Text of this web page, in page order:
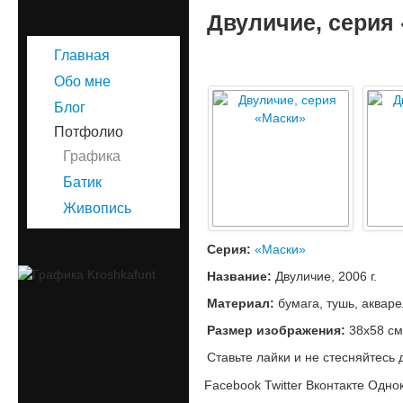
Главная
Обо мне
Блог
Потфолио
Графика
Батик
Живопись
Двуличие, серия
Серия: «Маски»
Название: Двуличие, 2006 г.
Материал: бумага, тушь,
Размер изображения: 38х58 см
Ставьте лайки и не стесняйтесь
Facebook Twitter Вконтакте